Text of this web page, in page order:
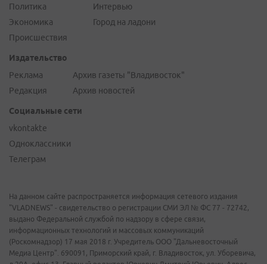
Политика
Экономика
Происшествия
Интервью
Город на ладони
Издательство
Реклама
Редакция
Архив газеты "Владивосток"
Архив новостей
Социальные сети
vkontakte
Одноклассники
Телеграм
На данном сайте распространяется информация сетевого издания
"VLADNEWS" - свидетельство о регистрации СМИ ЭЛ № ФС 77 - 72742,
выдано Федеральной службой по надзору в сфере связи,
информационных технологий и массовых коммуникаций
(Роскомнадзор) 17 мая 2018 г. Учредитель ООО "Дальневосточный
Медиа Центр". 690091, Приморский край, г. Владивосток, ул. Уборевича,